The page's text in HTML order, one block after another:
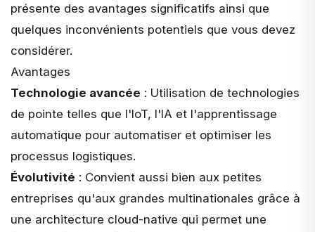
présente des avantages significatifs ainsi que
quelques inconvénients potentiels que vous devez
considérer.
Avantages
Technologie avancée : Utilisation de technologies
de pointe telles que l'IoT, l'IA et l'apprentissage
automatique pour automatiser et optimiser les
processus logistiques.
Évolutivité : Convient aussi bien aux petites
entreprises qu'aux grandes multinationales grâce à
une architecture cloud-native qui permet une